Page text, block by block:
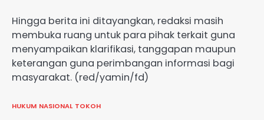
Hingga berita ini ditayangkan, redaksi masih
membuka ruang untuk para pihak terkait guna
menyampaikan klarifikasi, tanggapan maupun
keterangan guna perimbangan informasi bagi
masyarakat. (red/yamin/fd)
HUKUM NASIONAL TOKOH